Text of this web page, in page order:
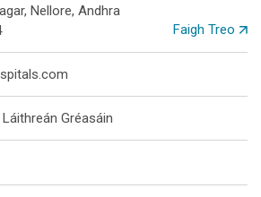
Nellore, Andhra
Faigh Treo
Gréasáin